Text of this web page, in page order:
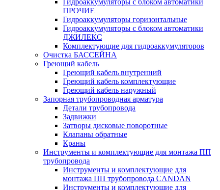
Гидроаккумуляторы с блоком автоматики
ПРОЧИЕ
Гидроаккумуляторы горизонтальные
Гидроаккумуляторы с блоком автоматики
ДЖИЛЕКС
Комплектующие для гидроаккумуляторов
Очистка БАССЕЙНА
Греющий кабель
Греющий кабель внутренний
Греющий кабель комплектующие
Греющий кабель наружный
Запорная трубопроводная арматура
Детали трубопровода
Задвижки
Затворы дисковые поворотные
Клапаны обратные
Краны
Инструменты и комплектующие для монтажа ПП
трубопровода
Инструменты и комплектующие для
монтажа ПП трубопровода CANDAN
Инструменты и комплектующие для